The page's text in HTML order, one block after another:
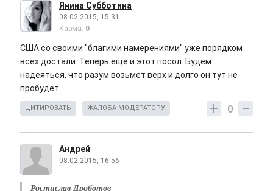
Янина Субботина
08.02.2015, 15:31
Карма: 0
США со своими "благими намерениями" уже порядком
всех достали. Теперь еще и этот посол. Будем
надеяться, что разум возьмет верх и долго он тут не
пробудет.
0
ЦИТИРОВАТЬ ЖАЛОБА МОДЕРАТОРУ
Андрей
08.02.2015, 16:56
Ростислав Дроботов